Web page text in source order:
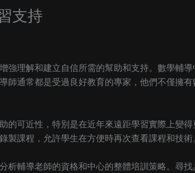
支持
強理解和建立自信所需的幫助和支持。數學輔
師通常都是受過良好教育的專家，他們不僅擁
的可近性，特別是在近年來遠距學習實際上變
課程，允許學生在方便時再次查看課程和技術
析輔導老師的資格和中心的整體培訓策略。尋